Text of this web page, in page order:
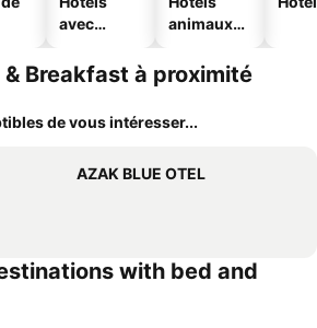
avec
animaux
& Breakfast à proximité
de vous intéresser...
AZAK BLUE OTEL
with bed and